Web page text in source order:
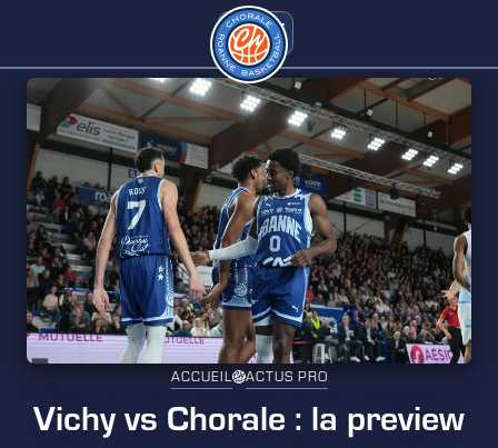
ACCUEIL ACTUS PRO
Vichy vs Chorale : la preview